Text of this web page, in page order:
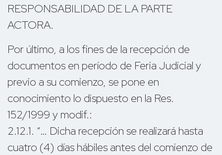
RESPONSABILIDAD DE LA PARTE
ACTORA.
Por último, a los fines de la recepción de
documentos en período de Feria Judicial y
previo a su comienzo, se pone en
conocimiento lo dispuesto en la Res.
152/1999 y modif.:
2.12.1. “… Dicha recepción se realizará hasta
cuatro (4) días hábiles antes del comienzo de